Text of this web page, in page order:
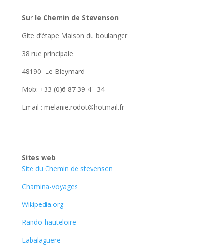
Sur le Chemin de Stevenson
Gite d’étape Maison du boulanger
38 rue principale
48190 Le Bleymard
Mob: +33 (0)6 87 39 41 34
Email : melanie.rodot@hotmail.fr
Sites web
Site du Chemin de stevenson
Chamina-voyages
Wikipedia.org
Rando-hauteloire
Labalaguere